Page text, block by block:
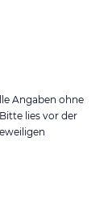
Angaben ohne
lies vor der